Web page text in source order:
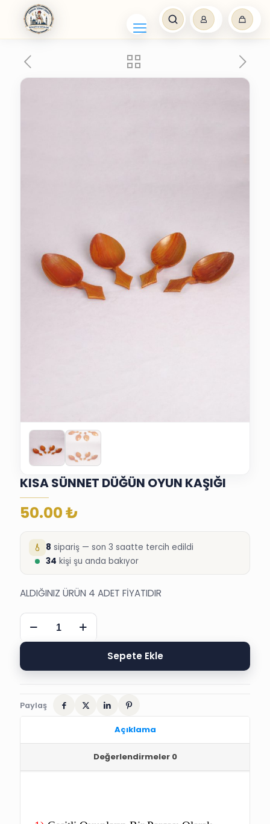
KISA SÜNNET DÜĞÜN OYUN KAŞIĞI
50.00₺
8 sipariş — son 3 saatte tercih edildi
34 kişi şu anda bakıyor
ALDIĞINIZ ÜRÜN 4 ADET FİYATIDIR
KISA
SÜNNET
DÜĞÜN
KAŞIĞI
Sepete Ekle
Paylaş
Açıklama
Değerlendirmeler 0